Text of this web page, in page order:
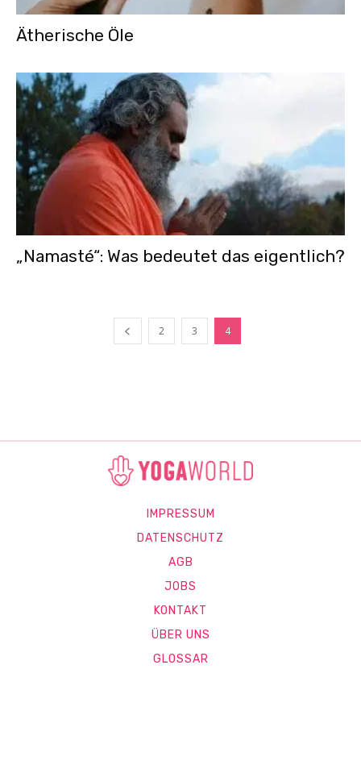
Ätherische Öle
„Namasté“: Was bedeutet das eigentlich?
2 3 4
IMPRESSUM
DATENSCHUTZ
AGB
JOBS
KONTAKT
ÜBER UNS
GLOSSAR